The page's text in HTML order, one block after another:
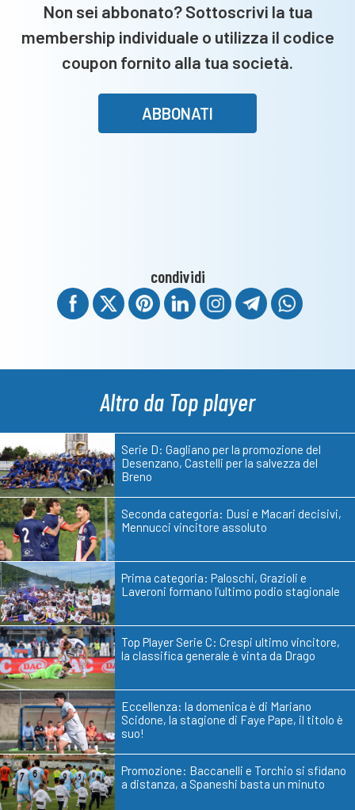
Non sei abbonato? Sottoscrivi la tua
membership individuale o utilizza il codice
coupon fornito alla tua società.
ABBONATI
condividi
Altro da Top player
Serie D: Gagliano per la promozione del
Desenzano, Castelli per la salvezza del
Breno
Seconda categoria: Dusi e Macari decisivi,
Mennucci vincitore assoluto
Prima categoria: Paloschi, Grazioli e
Laveroni formano l’ultimo podio stagionale
Top Player Serie C: Crespi ultimo vincitore,
la classifica generale è vinta da Drago
Eccellenza: la domenica è di Mariano
Scidone, la stagione di Faye Pape, il titolo è
suo!
Promozione: Baccanelli e Torchio si sfidano
a distanza, a Spaneshi basta un minuto